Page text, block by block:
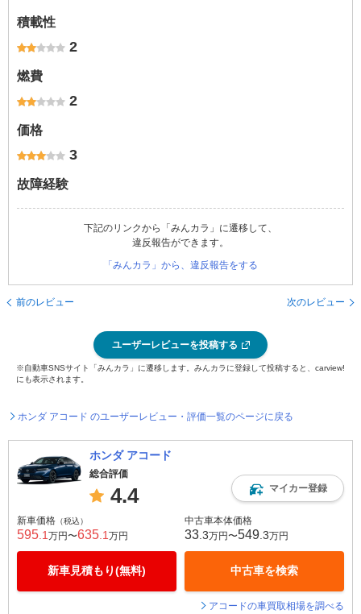
積載性
2
燃費
2
価格
3
故障経験
下記のリンクから「みんカラ」に遷移して、
違反報告ができます。
「みんカラ」から、違反報告をする
前のレビュー 次のレビュー
ユーザーレビューを投稿する
※自動車SNSサイト「みんカラ」に遷移します。みんカラに登録して投稿すると、carview!
にも表示されます。
ホンダ アコード のユーザーレビュー・評価一覧のページに戻る
ホンダ アコード
総合評価
4.4 マイカー登録
新車価格 （税込）
595 .1 万円〜635 .1 万円
新車見積もり(無料)
中古車本体価格
33 .3万円〜549 .3万円
中古車を検索
アコードの車買取相場を調べる